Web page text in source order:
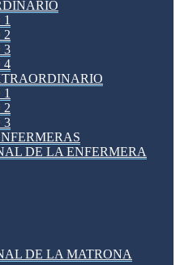
2
3
4
2
3
DE LA ENFERMERA
DE LA MATRONA